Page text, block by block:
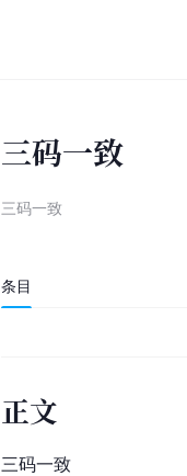
三码一致
三码一致
条目
正文
三码一致